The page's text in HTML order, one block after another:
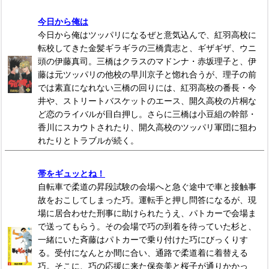
今日から俺は
今日から俺はツッパリになるぜと意気込んで、紅羽高校に
転校してきた金髪ギラギラの三橋貴志と、ギザギザ、ウニ
頭の伊藤真司。三橋はクラスのマドンナ・赤坂理子と、伊
藤は元ツッパリの他校の早川京子と惚れ合うが、理子の前
では素直になれない三橋の回りには、紅羽高校の番長・今
井や、ストリートバスケットのエース、開久高校の片桐な
ど恋のライバルが目白押し。さらに三橋は小豆組の幹部・
香川にスカウトされたり、開久高校のツッパリ軍団に狙わ
れたりとトラブルが続く。
帯をギュッとね！
自転車で柔道の昇段試験の会場へと急ぐ途中で車と接触事
故をおこしてしまった巧。運転手と押し問答になるが、現
場に居合わせた刑事に助けられたうえ、パトカーで会場ま
で送ってもらう。その会場で巧の到着を待っていた杉と、
一緒にいた斉藤はパトカーで乗り付けた巧にびっくりす
る。受付になんとか間に合い、通路で柔道着に着替える
巧。そこに、巧の応援に来た保奈美と桜子が通りかかっ